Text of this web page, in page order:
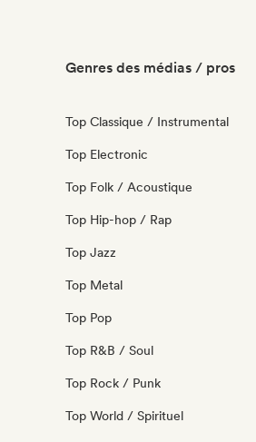
Genres des médias / pros
Top Classique / Instrumental
Top Electronic
Top Folk / Acoustique
Top Hip-hop / Rap
Top Jazz
Top Metal
Top Pop
Top R&B / Soul
Top Rock / Punk
Top World / Spirituel